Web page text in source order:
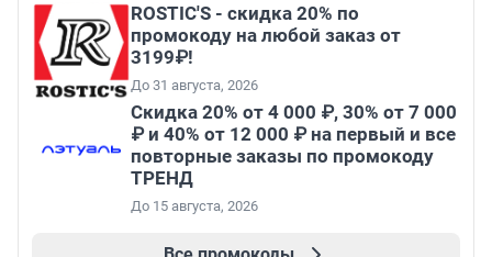
ROSTIC'S - скидка 20% по
промокоду на любой заказ от
3199₽!
До 31 августа, 2026
Скидка 20% от 4 000 ₽, 30% от 7 000
₽ и 40% от 12 000 ₽ на первый и все
повторные заказы по промокоду
ТРЕНД
До 15 августа, 2026